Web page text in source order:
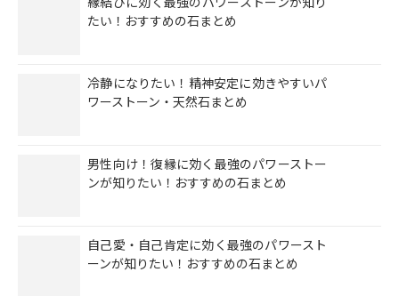
たい！おすすめの石まとめ
冷静になりたい！精神安定に効きやすいパ
ワーストーン・天然石まとめ
男性向け！復縁に効く最強のパワーストー
ンが知りたい！おすすめの石まとめ
自己愛・自己肯定に効く最強のパワースト
ーンが知りたい！おすすめの石まとめ